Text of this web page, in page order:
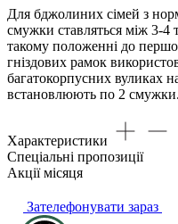
Для бджолиних сімей з
смужки ставляться між 3-4
такому положенні до
гніздових рамок
багатокорпусних вуликах
встановлюють по 2 смужки.
Характеристики
Спеціальні пропозиції
Акції місяця
Зателефонувати зараз